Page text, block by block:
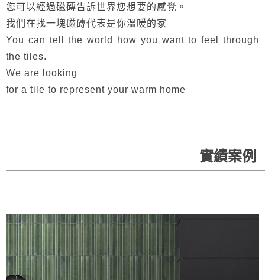
您可以經過磁磚告訴世界您想要的感覺。
我們在找一塊磁磚代表是你溫暖的家
You can tell the world how you want to feel through
the tiles.
We are looking
for a tile to represent your warm home
實績案例